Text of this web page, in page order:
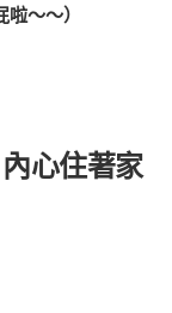
～～）
心住著家